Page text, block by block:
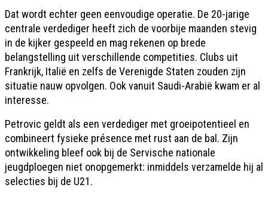
Dat wordt echter geen eenvoudige operatie. De 20-jarige
centrale verdediger heeft zich de voorbije maanden stevig
in de kijker gespeeld en mag rekenen op brede
belangstelling uit verschillende competities. Clubs uit
Frankrijk, Italië en zelfs de Verenigde Staten zouden zijn
situatie nauw opvolgen. Ook vanuit Saudi-Arabië kwam er al
interesse.
Petrovic geldt als een verdediger met groeipotentieel en
combineert fysieke présence met rust aan de bal. Zijn
ontwikkeling bleef ook bij de Servische nationale
jeugdploegen niet onopgemerkt: inmiddels verzamelde hij al
selecties bij de U21.